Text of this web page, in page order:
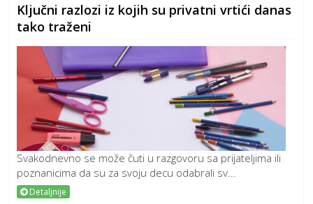
Ključni razlozi iz kojih su privatni vrtići danas
tako traženi
Svakodnevno se može čuti u razgovoru sa prijateljima ili
poznanicima da su za svoju decu odabrali sv...
Detaljnije